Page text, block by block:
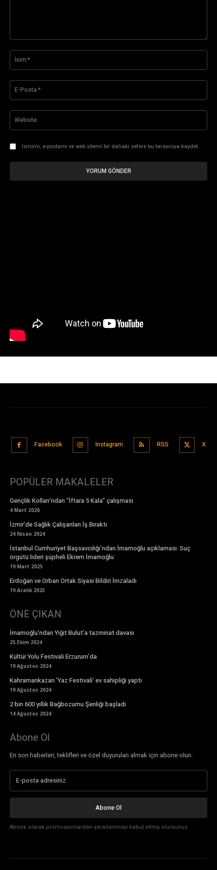
Facebook Instagram RSS X
POPÜLER MAKALELER
Gençlik Kolları’ndan “İftara 5 Kala” çalışması
4 Mart 2026
İzmir’de Sağlık Çalışanları İş Bıraktı
24 Nisan 2024
İstanbul Cumhuriyet Başsavcılığı’ndan İmamoğlu açıklaması: Suç
örgütü lideri şüpheli Ekrem İmamoğlu
19 Mart 2025
Erdoğan ve Orban Ortak Siyasi Bildiri İmzaladı
19 Aralık 2023
ÖNE ÇIKAN
İmamoğlu’ndan Yiğit Bulut’a tazminat davası
25 Ekim 2024
Kültür Yolu Festivali Erzurum’da
19 Ağustos 2024
Kahramankazan ’Yaz Festivali’ ev sahipliği yaptı
19 Ağustos 2024
2 bin 600 yıllık Bağbozumu Şenliği başladı
14 Ağustos 2024
Abone Ol
En son haberleri, teklifleri ve özel duyuruları almak için abone olun.
Abone Ol
Abone olarak promosyonlardan yararlanmayı kabul etmiş olursunuz.